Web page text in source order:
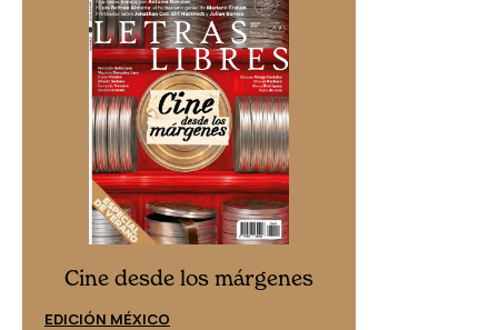
Cine desde los márgenes
EDICIÓN MÉXICO